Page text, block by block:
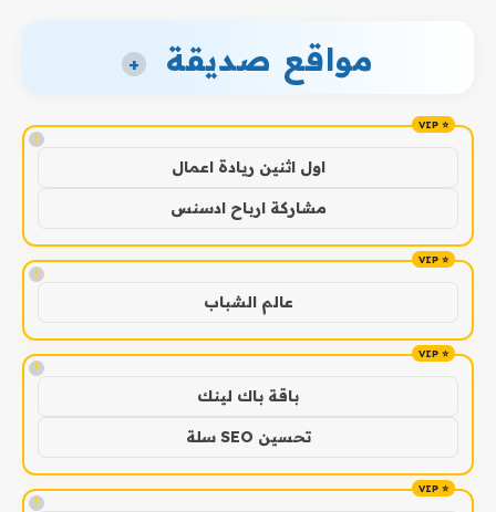
مواقع صديقة +
!
اول اثنين ريادة اعمال
مشاركة ارباح ادسنس
!
عالم الشباب
!
باقة باك لينك
تحسين SEO سلة
!